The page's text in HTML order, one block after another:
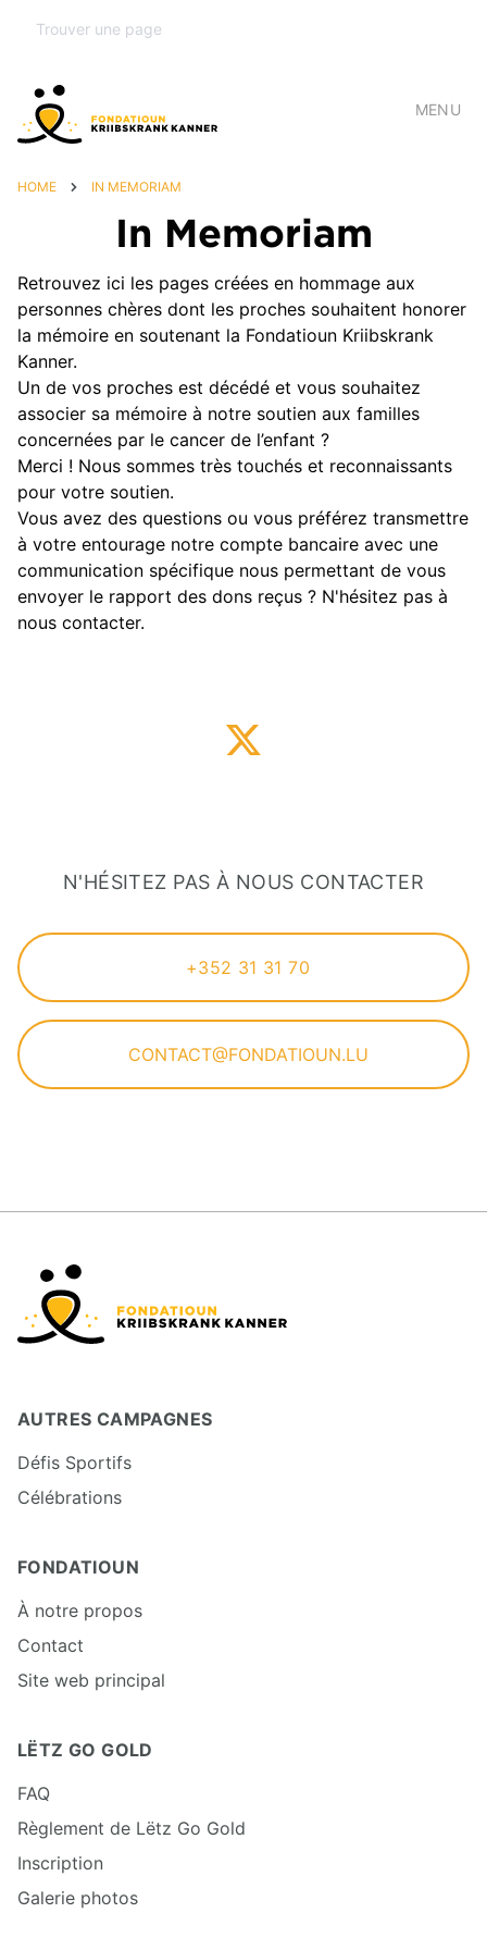
MENU
HOME IN MEMORIAM
In Memoriam
Retrouvez ici les pages créées en hommage aux
personnes chères dont les proches souhaitent honorer
la mémoire en soutenant la Fondatioun Kriibskrank
Kanner.
Un de vos proches est décédé et vous souhaitez
associer sa mémoire à notre soutien aux familles
concernées par le cancer de l’enfant ?
Merci ! Nous sommes très touchés et reconnaissants
pour votre soutien.
Vous avez des questions ou vous préférez transmettre
à votre entourage notre compte bancaire avec une
communication spécifique nous permettant de vous
envoyer le rapport des dons reçus ? N'hésitez pas à
nous contacter.
N'HÉSITEZ PAS À NOUS CONTACTER
+352 31 31 70
CONTACT@FONDATIOUN.LU
AUTRES CAMPAGNES
Défis Sportifs
Célébrations
FONDATIOUN
À notre propos
Contact
Site web principal
LËTZ GO GOLD
FAQ
Règlement de Lëtz Go Gold
Inscription
Galerie photos